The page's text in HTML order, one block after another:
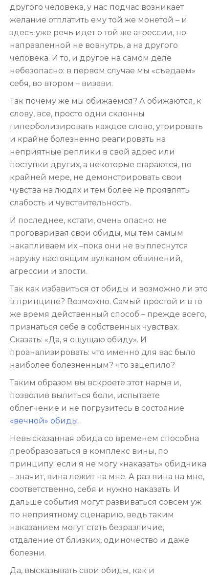
другого человека, у нас подчас возникает
желание отплатить ему той же монетой – и
здесь уже речь идет о той же агрессии, но
направленной не вовнутрь, а на другого
человека. И то, и другое на самом деле
небезопасно: в первом случае мы «съедаем»
себя, во втором – визави.
Так почему же мы обижаемся? А обижаются, к
слову, все, просто одни склонны
гиперболизировать каждое слово, утрировать
и крайне болезненно реагировать на
неприятные реплики в свой адрес или
поступки других, а некоторые стараются, по
крайней мере, не демонстрировать свои
чувства на людях и тем более не проявлять
слабость и чувствительность.
И последнее, кстати, очень опасно: не
проговаривая свои обиды, мы тем самым
накапливаем их –пока они не выплеснутся
наружу настоящим вулканом обвинений,
агрессии и злости.
Так как избавиться от обиды и возможно ли это
в принципе? Возможно. Самый простой и в то
же время действенный способ – прежде всего,
признаться себе в собственных чувствах.
Сказать: «Да, я ощущаю обиду». И
проанализировать: что именно для вас было
наиболее болезненным? что зацепило?
Таким образом вы вскроете этот нарыв и,
позволив вылиться боли, испытаете
облегчение и не погрузитесь в состояние
«вечной» обиды.
Невысказанная обида со временем способна
преобразоваться в комплекс вины, по
принципу: если я не могу «наказать» обидчика
– значит, вина лежит на мне. А раз вина на мне,
соответственно, себя и нужно наказать. И
дальше события могут развиваться совсем уж
по неприятному сценарию, ведь таким
наказанием могут стать безразличие,
отдаление от близких, одиночество и даже
болезни.
Да, высказывать свои обиды, как и